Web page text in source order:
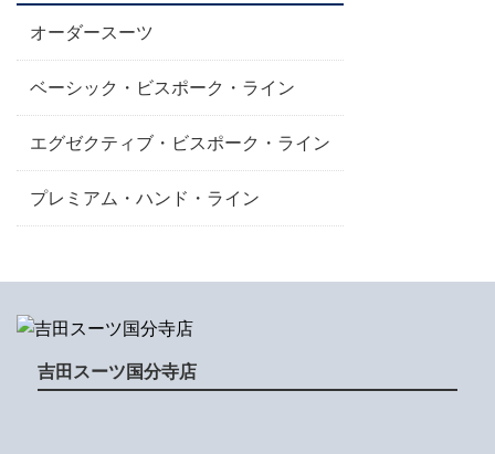
オーダースーツ
ベーシック・ビスポーク・ライン
エグゼクティブ・ビスポーク・ライン
プレミアム・ハンド・ライン
吉田スーツ国分寺店